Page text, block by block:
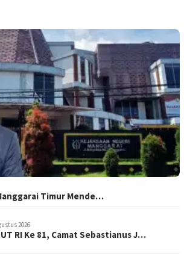
Timur Mende…
2026
RI Ke 81, Camat Sebastianus J…